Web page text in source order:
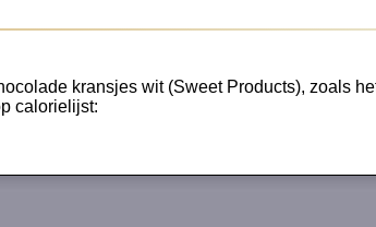
kransjes wit (Sweet Products), zoals
calorielijst: